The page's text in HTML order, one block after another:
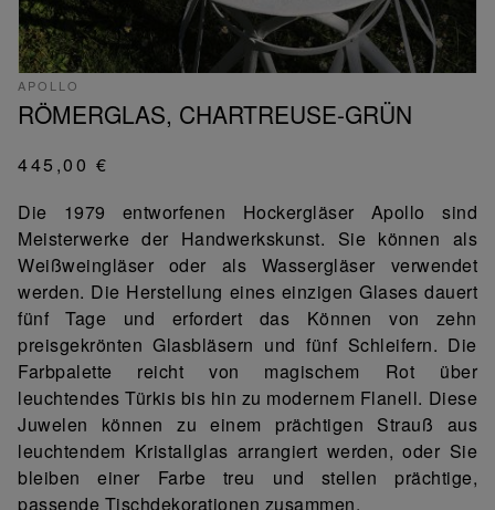
APOLLO
RÖMERGLAS, CHARTREUSE-GRÜN
445,00 €
Die 1979 entworfenen Hockergläser Apollo sind
Meisterwerke der Handwerkskunst. Sie können als
Weißweingläser oder als Wassergläser verwendet
werden. Die Herstellung eines einzigen Glases dauert
fünf Tage und erfordert das Können von zehn
preisgekrönten Glasbläsern und fünf Schleifern. Die
Farbpalette reicht von magischem Rot über
leuchtendes Türkis bis hin zu modernem Flanell. Diese
Juwelen können zu einem prächtigen Strauß aus
leuchtendem Kristallglas arrangiert werden, oder Sie
bleiben einer Farbe treu und stellen prächtige,
passende Tischdekorationen zusammen.